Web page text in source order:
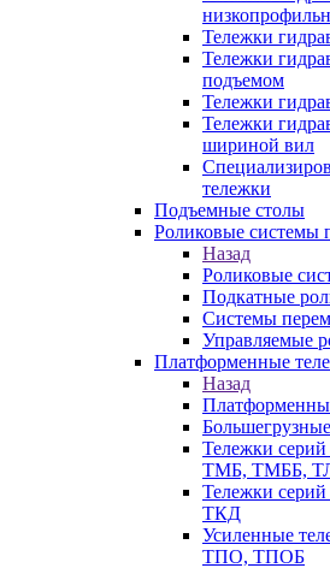
Тележки
Тележки
подъемом
Тележки
Тележки
шириной вил
тележки
Подъемные столы
Роликовые системы
Назад
Роликовые
Подкатные
Системы
Управляемые
Платформенные
Назад
Тележки
ТМБ, ТМББ,
Тележки
ТКД
Усиленные
ТПО, ТПОБ